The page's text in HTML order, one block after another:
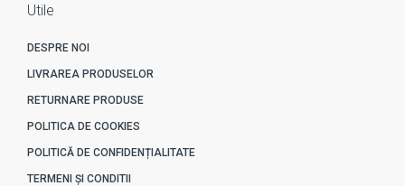
Utile
DESPRE NOI
LIVRAREA PRODUSELOR
RETURNARE PRODUSE
POLITICA DE COOKIES
POLITICĂ DE CONFIDENȚIALITATE
TERMENI ȘI CONDITII